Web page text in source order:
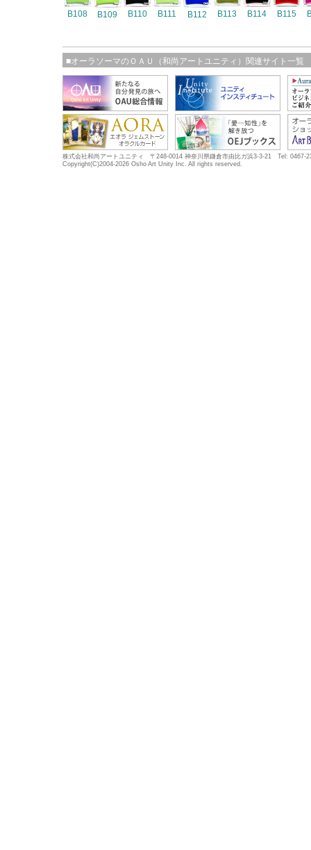
B108 B109 B110 B111 B112 B113 B114 B115
■オーラソーマのＯＡＵ（和尚アートユニティ）関連サイト一覧
株式会社和尚アートユニティ 〒248-0014 神奈川県鎌倉市由比ガ浜3-3-21 Tel: 0467-
Copyright(C)2004-2026 Osho Art Unity Inc. All rights reserved.